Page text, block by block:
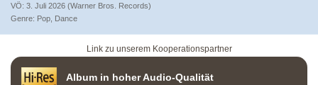
VÖ: 3. Juli 2026 (Warner Bros. Records)
Pop Dance
Link zu unserem Kooperationspartner
Album in hoher Audio-Qualität